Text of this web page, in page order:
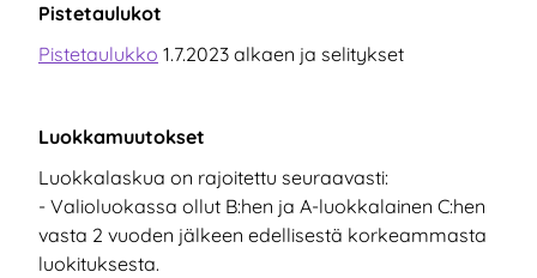
Pistetaulukot
Pistetaulukko 1.7.2023 alkaen ja selitykset
Luokkamuutokset
Luokkalaskua on rajoitettu seuraavasti:
- Valioluokassa ollut B:hen ja A-luokkalainen C:hen
vasta 2 vuoden jälkeen edellisestä korkeammasta
luokituksesta.